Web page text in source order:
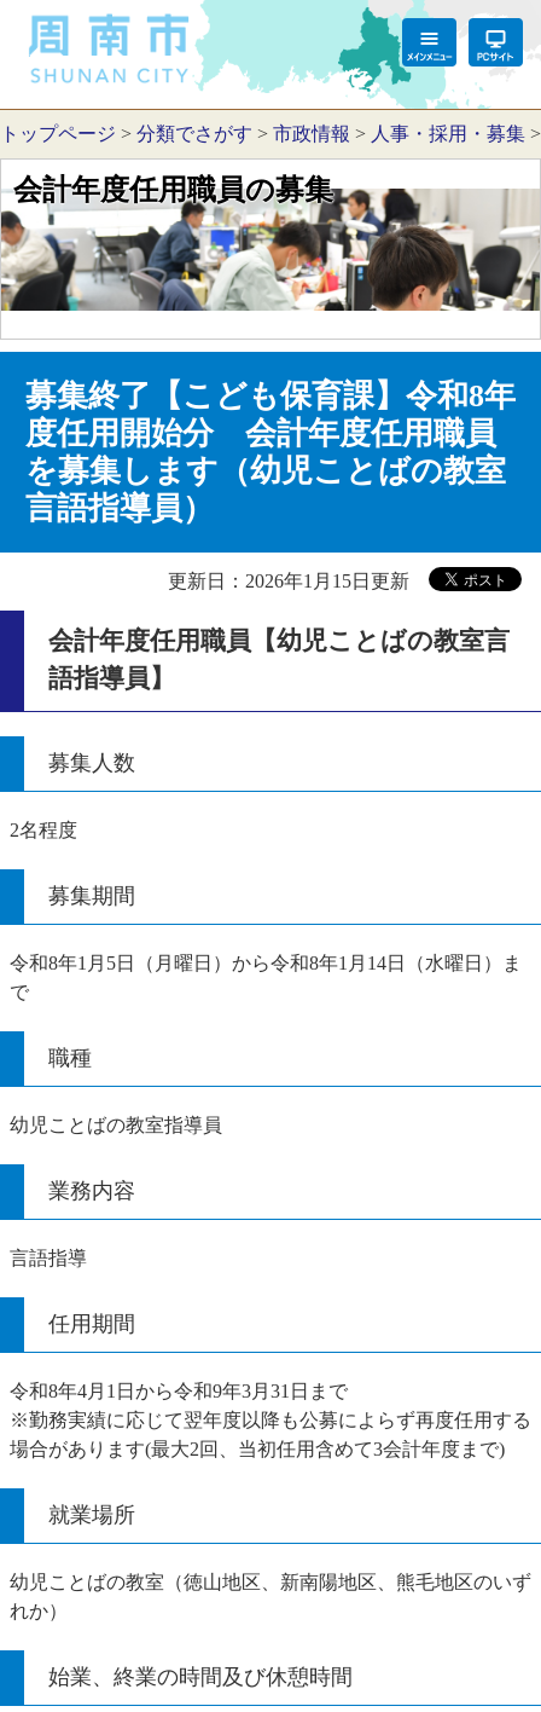
トップページ > 分類でさがす > 市政情報 > 人事・採用・募集
会計年度任用職員の募集
募集終了【こども保育課】令和8年
度任用開始分 会計年度任用職員
を募集します（幼児ことばの教室
言語指導員）
更新日：2026年1月15日更新
会計年度任用職員【幼児ことばの教室言
語指導員】
募集人数
2名程度
募集期間
令和8年1月5日（月曜日）から令和8年1月14日（水曜日）ま
で
職種
幼児ことばの教室指導員
業務内容
言語指導
任用期間
令和8年4月1日から令和9年3月31日まで
※勤務実績に応じて翌年度以降も公募によらず再度任用する
場合があります(最大2回、当初任用含めて3会計年度まで)
就業場所
幼児ことばの教室（徳山地区、新南陽地区、熊毛地区のいず
れか）
始業、終業の時間及び休憩時間